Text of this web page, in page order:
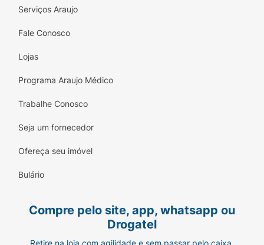
Serviços Araujo
Fale Conosco
Lojas
Programa Araujo Médico
Trabalhe Conosco
Seja um fornecedor
Ofereça seu imóvel
Bulário
Compre pelo site, app, whatsapp ou
Drogatel
Retire na loja com agilidade e sem passar pelo caixa.